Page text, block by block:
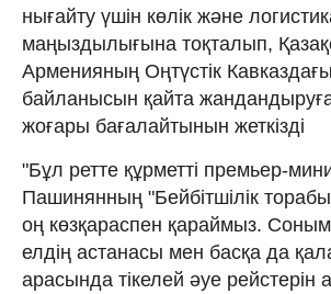
нығайту үшін көлік және
маңыздылығына тоқталып,
Арменияның Оңтүстік Кавказдағы
байланысын қайта
жоғары бағалайтынын жеткізді
"Бұл ретте құрметті премьер-
Пашинянның "Бейбітшілік
оң көзқараспен қараймыз.
елдің астанасы мен басқа да
арасында тікелей әуе рейстерін